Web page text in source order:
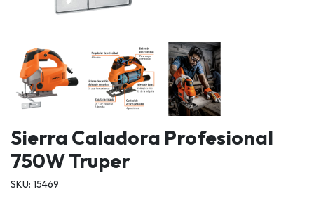
Sierra Caladora Profesional
750W Truper
SKU: 15469